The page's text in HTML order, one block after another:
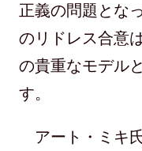
正義の問題とな
のリドレス合意
の貴重なモデル
す。
アート・ミキ